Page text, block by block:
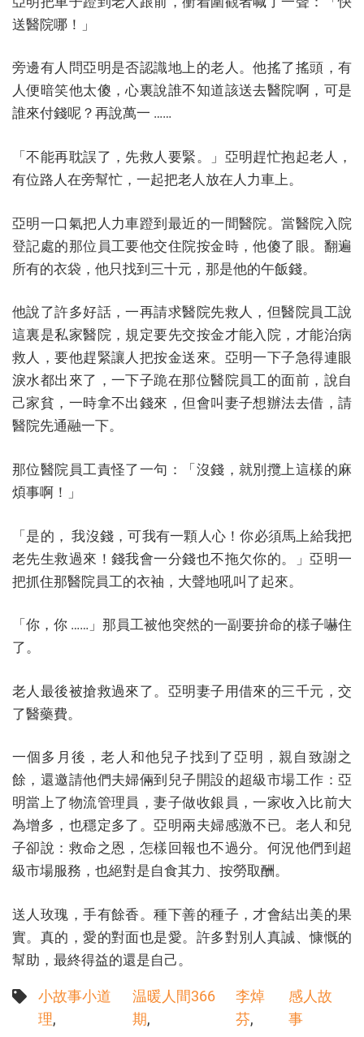
送醫院哪！」
旁邊有人問亞明是否認識地上的老人。他搖了搖頭，有
人便暗笑他太傻，心裏說誰不知道該送去醫院啊，可是
誰來付錢呢？再說萬一 ……
「不能再耽誤了，先救人要緊。」亞明趕忙抱起老人，
有位路人在旁幫忙，一起把老人放在人力車上。
亞明一口氣把人力車蹬到最近的一間醫院。當醫院入院
登記處的那位員工要他交住院按金時，他傻了眼。翻遍
所有的衣袋，他只找到三十元，那是他的午飯錢。
他說了許多好話，一再請求醫院先救人，但醫院員工說
這裏是私家醫院，規定要先交按金才能入院，才能治病
救人，要他趕緊讓人把按金送來。亞明一下子急得連眼
淚水都出來了，一下子跪在那位醫院員工的面前，說自
己家貧，一時拿不出錢來，但會叫妻子想辦法去借，請
醫院先通融一下。
那位醫院員工責怪了一句：「沒錢，就別攬上這樣的麻
煩事啊！」
「是的， 我沒錢，可我有一顆人心！你必須馬上給我把
老先生救過來！錢我會一分錢也不拖欠你的。」亞明一
把抓住那醫院員工的衣袖，大聲地吼叫了起來。
「你，你 ……」那員工被他突然的一副要拚命的樣子嚇住
了。
老人最後被搶救過來了。亞明妻子用借來的三千元，交
了醫藥費。
一個多月後，老人和他兒子找到了亞明，親自致謝之
餘，還邀請他們夫婦倆到兒子開設的超級市場工作：亞
明當上了物流管理員，妻子做收銀員，一家收入比前大
為增多，也穩定多了。亞明兩夫婦感激不已。老人和兒
子卻說：救命之恩，怎樣回報也不過分。何況他們到超
級市場服務，也絕對是自食其力、按勞取酬。
送人玫瑰，手有餘香。種下善的種子，才會結出美的果
實。真的，愛的對面也是愛。許多對別人真誠、慷慨的
幫助，最終得益的還是自己。
小故事小道
理
温暖人間366
期
李焯
芬
感人故
事